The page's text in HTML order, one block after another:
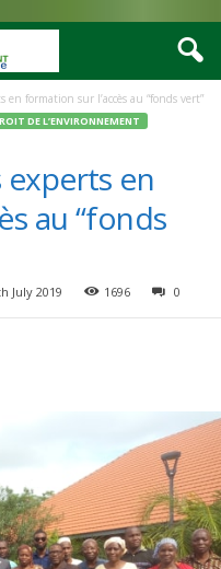
formation sur l’accès au “fonds vert”
DE L’ENVIRONNEMENT
experts en
au “fonds
July 2019 1696 0